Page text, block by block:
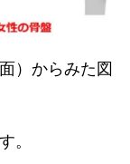
）からみた図
。